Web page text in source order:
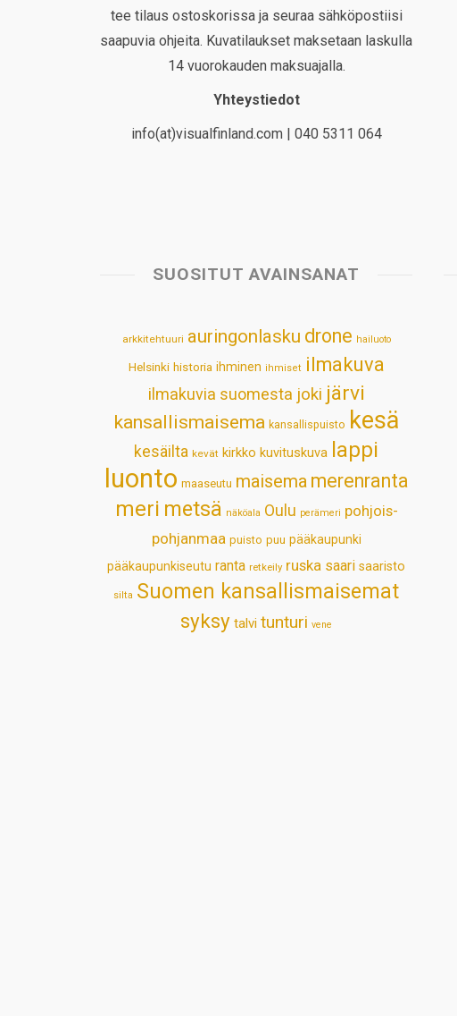
tee tilaus ostoskorissa ja seuraa sähköpostiisi
saapuvia ohjeita. Kuvatilaukset maksetaan laskulla
14 vuorokauden maksuajalla.
Yhteystiedot
info(at)visualfinland.com | 040 5311 064
SUOSITUT AVAINSANAT
arkkitehtuuri auringonlasku drone hailuoto
Helsinki historia ihminen ihmiset ilmakuva
ilmakuvia suomesta joki järvi
kansallismaisema kansallispuisto kesä
kesäilta kevät kirkko kuvituskuva lappi
luonto maaseutu maisema merenranta
meri metsä näköala Oulu perämeri pohjois-
pohjanmaa puisto puu pääkaupunki
pääkaupunkiseutu ranta retkeily ruska saari saaristo
silta Suomen kansallismaisemat
syksy talvi tunturi vene